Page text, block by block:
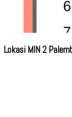
Lokasi MIN 2